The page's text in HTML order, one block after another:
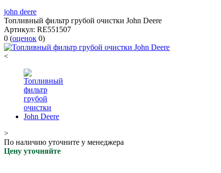
john deere
Топливный фильтр грубой очистки John Deere
Артикул: RE551507
0 (оценок 0)
<
>
По наличию уточните у менеджера
Цену уточняйте